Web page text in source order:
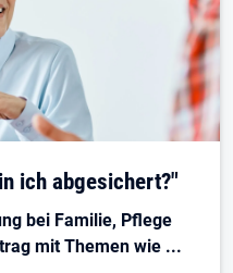
ich abgesichert?"
bei Familie, Pflege
mit Themen wie ...